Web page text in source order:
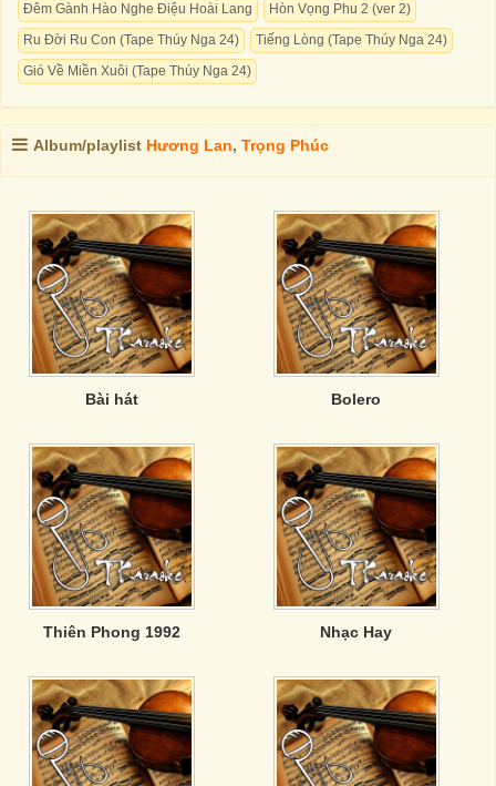
Đêm Gành Hào Nghe Điệu Hoài Lang
Hòn Vọng Phu 2 (ver 2)
Ru Đời Ru Con (Tape Thúy Nga 24)
Tiếng Lòng (Tape Thúy Nga 24)
Gió Về Miền Xuôi (Tape Thúy Nga 24)
Album/playlist Hương Lan, Trọng Phúc
Bài hát Bolero
Thiên Phong 1992 Nhạc Hay